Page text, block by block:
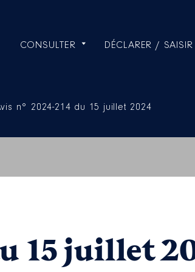
CONSULTER DÉCLARER / SAISIR
n° 2024-214 du 15 juillet 2024
15 juillet